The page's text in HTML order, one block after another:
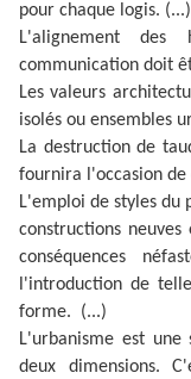
pour chaque logis. (...)
L'alignement
communication doit
Les valeurs
isolés ou ensembles
La destruction de
fournira l'occasion de
L'emploi de styles du
constructions
conséquences
l'introduction de
forme.
(...)
L'urbanisme est
deux dimensions.